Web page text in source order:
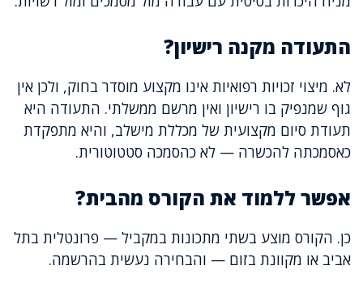
התעודה מקנה רישיון?
לא. מיצוי זכויות רפואיות אינו מקצוע מוסדר בחוק, ולכן אין
גוף שמנפיק בו רישיון ואין מרשם ממשלתי. התעודה היא
תעודת סיום מקצועית של מכללת מישלב, והיא מתפקדת
כאסמכתה להכשרה — לא כהסמכה סטטוטורית.
אפשר ללמוד את הקורס מהבית?
כן. הקורס מוצע בשתי מתכונות במקביל — פרונטלית בתל
אביב או מקוונת בזום — והבחירה נעשית בהרשמה.